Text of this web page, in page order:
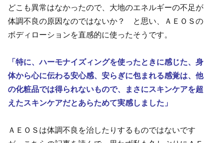
どこも異常はなかったので、大地のエネルギーの不足が
体調不良の原因なのではないか？ と思い、ＡＥＯＳの
ボディローションを直感的に使ったそうです。
「特に、ハーモナイズィングを使ったときに感じた、身
体から心に伝わる安心感、安らぎに包まれる感覚は、他
の化粧品では得られないもので、まさにスキンケアを超
えたスキンケアだとあらためて実感しました」
ＡＥＯＳは体調不良を治したりするものではないです